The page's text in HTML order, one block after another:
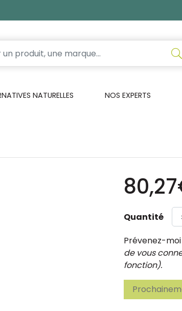
NATURELLES NOS EXPERTS
Quantité
Prévenez-
de vous
fonction).